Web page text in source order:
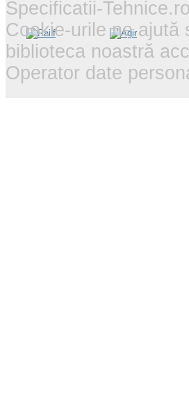
Specificatii-Tehnice.ro
Cookie-urile ne ajută
biblioteca noastră
Operator date